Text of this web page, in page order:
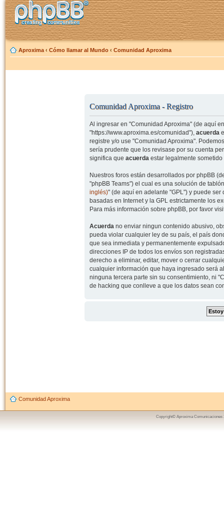
Aproxima ‹ Cómo llamar al Mundo ‹ Comunidad Aproxima
Comunidad Aproxima - Registro
Al ingresar en "Comunidad Aproxima" (de aquí
"https://www.aproxima.es/comunidad"), acuerda
registre y/o use "Comunidad Aproxima".
sería prudente que los revisase por su cuenta
significa que acuerdaestar legalmente sometido
Nuestros foros están desarrollados por phpBB
"phpBB Teams") el cual es una solución de
inglés)" (de aquí en adelante "GPL") y puede
basadas en Internet y la GPL estrictamente los
Para más información sobre phpBB, por favor
Acuerdano enviar ningun contenido abusivo,
pueda violar cualquier ley de su país, el país
que sea inmediata y permanentemente
direcciones IP de todos los envíos son
derecho a eliminar, editar, mover o cerrar
cualquier información que haya ingresado será
ninguna tercera parte sin su consentimiento, ni
de hacking que conlleve a que los datos sean
Comunidad Aproxima
Copyright© Aproxima Comunicaciones